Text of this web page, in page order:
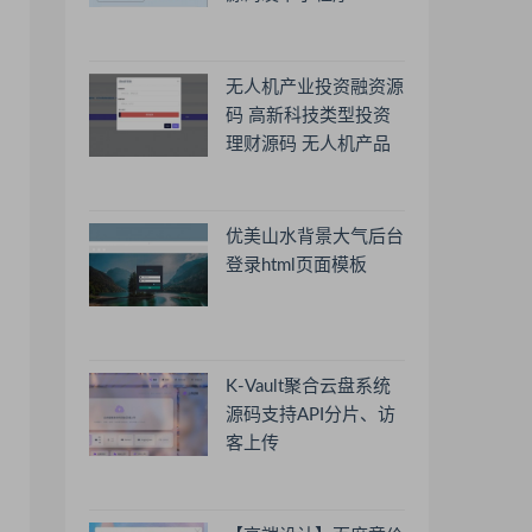
无人机产业投资融资源
码 高新科技类型投资
理财源码 无人机产品
优美山水背景大气后台
登录html页面模板
K-Vault聚合云盘系统
源码支持API分片、访
客上传